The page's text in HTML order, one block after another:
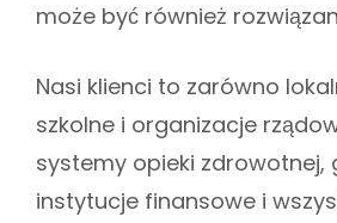
może być również
Nasi klienci to zarówno
szkolne i organizacje
systemy opieki zdrowotnej,
instytucje finansowe i